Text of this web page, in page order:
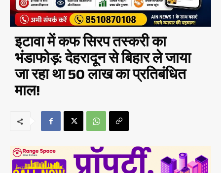
इटावा में कफ सिरप तस्करी का
भंडाफोड़: देहरादून से बिहार ले जाया
जा रहा था 50 लाख का प्रतिबंधित
माल!